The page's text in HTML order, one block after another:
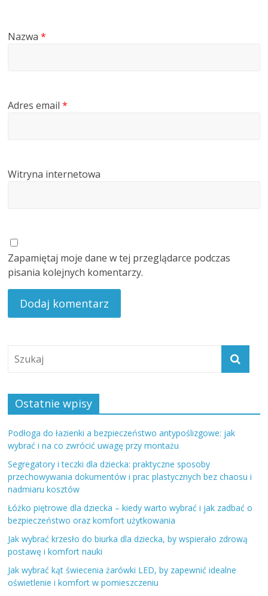
Nazwa*
Adres email*
Witryna internetowa
Zapamiętaj moje dane w tej przeglądarce podczas
pisania kolejnych komentarzy.
Ostatnie wpisy
Podłoga do łazienki a bezpieczeństwo antypoślizgowe: jak
wybrać i na co zwrócić uwagę przy montażu
Segregatory i teczki dla dziecka: praktyczne sposoby
przechowywania dokumentów i prac plastycznych bez chaosu i
nadmiaru kosztów
Łóżko piętrowe dla dziecka – kiedy warto wybrać i jak zadbać o
bezpieczeństwo oraz komfort użytkowania
Jak wybrać krzesło do biurka dla dziecka, by wspierało zdrową
postawę i komfort nauki
Jak wybrać kąt świecenia żarówki LED, by zapewnić idealne
oświetlenie i komfort w pomieszczeniu